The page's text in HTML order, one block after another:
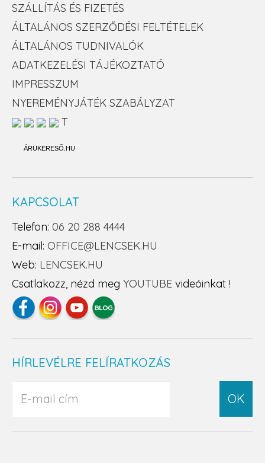
SZÁLLÍTÁS ÉS FIZETÉS
ÁLTALÁNOS SZERZŐDÉSI FELTÉTELEK
ÁLTALÁNOS TUDNIVALÓK
ADATKEZELÉSI TÁJÉKOZTATÓ
IMPRESSZUM
NYEREMÉNYJÁTÉK SZABÁLYZAT
T
ÁRUKERESŐ.HU
KAPCSOLAT
Telefon: 06 20 288 4444
E-mail: OFFICE@LENCSEK.HU
Web: LENCSEK.HU
Csatlakozz, nézd meg YOUTUBE videóinkat !
HÍRLEVÉLRE FELÍRATKOZÁS
OK